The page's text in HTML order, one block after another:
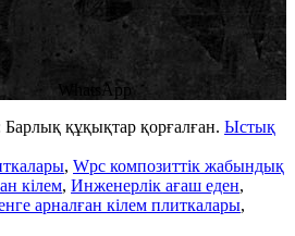
WhatsApp
құқықтар қорғалған. Ыстық
, Wpc композиттік жабындық
кілем, Инженерлік ағаш еден,
арналған кілем плиткалары,